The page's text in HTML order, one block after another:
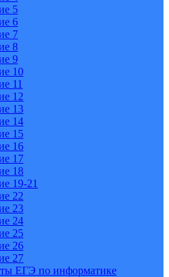
5
6
7
8
9
10
11
12
13
14
15
16
17
18
19-21
22
23
24
25
26
27
ЕГЭ по информатике